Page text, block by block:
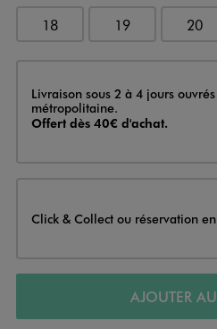
18 19 20
Livraison
Livraison sous 2 à 4 jours
métropolitaine.
Offert dès 40€ d'achat.
Click & Collect ou réservation
AJOUTER